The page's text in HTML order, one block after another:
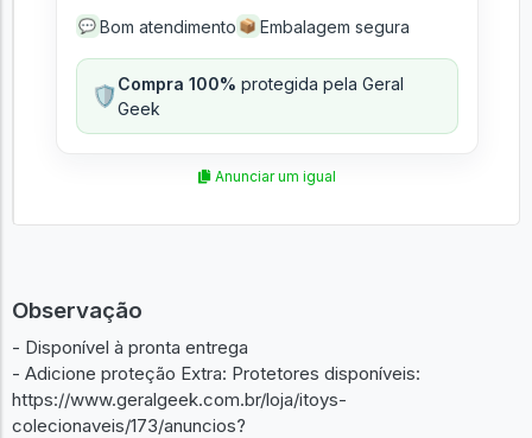
💬 Bom atendimento 📦 Embalagem segura
🛡️Compra 100% protegida pela Geral
Geek
Anunciar um igual
Observação
- Disponível à pronta entrega
- Adicione proteção Extra: Protetores disponíveis:
https://www.geralgeek.com.br/loja/itoys-
colecionaveis/173/anuncios?